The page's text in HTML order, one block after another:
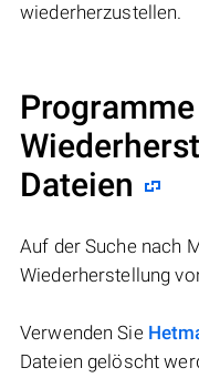
wiederherzustellen.
Dateien
Auf der Suche nach
Wiederherstellung
Verwenden Sie
Dateien gelöscht